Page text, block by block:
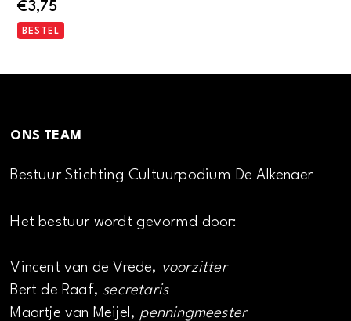
€3,75
BESTEL
ONS TEAM
Bestuur Stichting Cultuurpodium De Alkenaer
Het bestuur wordt gevormd door:
Vincent van de Vrede, voorzitter
Bert de Raaf, secretaris
Maartje van Meijel, penningmeester